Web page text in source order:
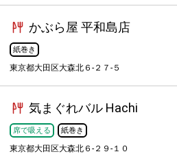
かぶら屋 平和島店
紙巻き
東京都大田区大森北６-２７-５
気まぐれバル Hachi
席で吸える 紙巻き
東京都大田区大森北６-２９-１０